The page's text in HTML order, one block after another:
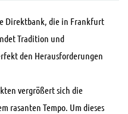
Direktbank, die in Frankfurt
Tradition und
den Herausforderungen
vergrößert sich die
rasanten Tempo. Um dieses